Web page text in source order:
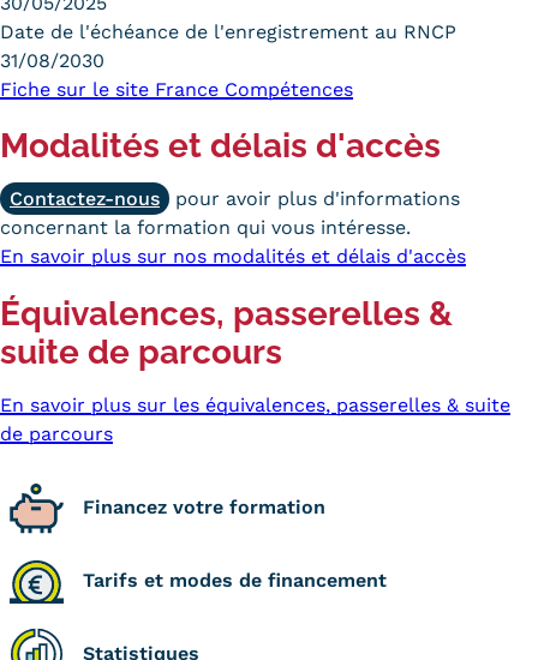
Date de l'échéance de l'enregistrement au RNCP
31/08/2030
Fiche sur le site France Compétences
Modalités et délais d'accès
Contactez-nous
pour avoir plus d'informations
concernant la formation qui vous intéresse.
En savoir plus sur nos modalités et délais d'accès
Équivalences, passerelles &
suite de parcours
En savoir plus sur les équivalences, passerelles & suite
de parcours
Financez votre formation
Tarifs et modes de financement
Statistiques